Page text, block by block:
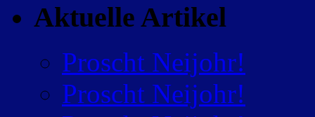
Aktuelle Artikel
Proscht Neijohr!
Proscht Neijohr!